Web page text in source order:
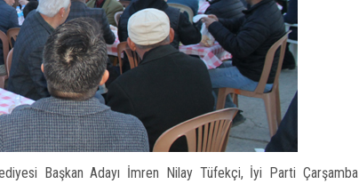
Başkan Adayı İmren Nilay Tüfekçi, İyi Parti Çarşamba